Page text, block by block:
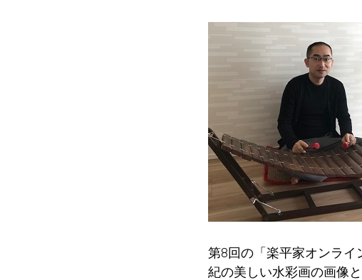
第8回の「楽平家オンラ
紀の美しい水彩画の画像